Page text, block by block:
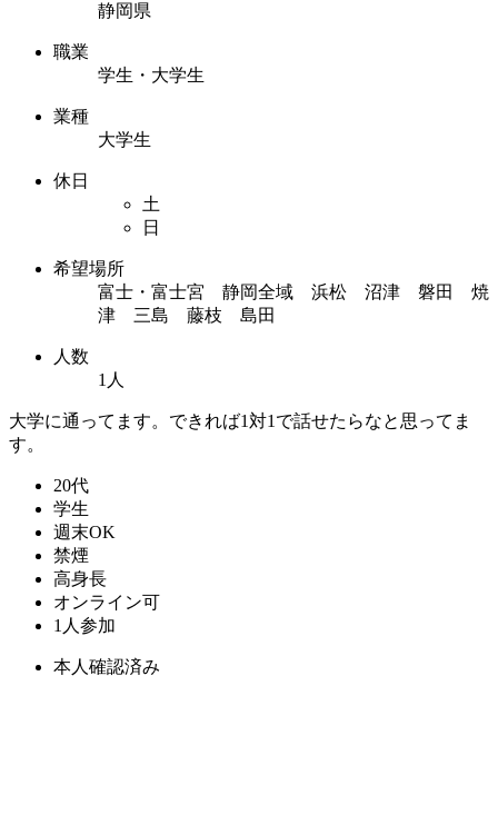
静岡県
職業
学生・大学生
業種
大学生
休日
土
日
希望場所
富士・富士宮 静岡全域 浜松 沼津 磐田 焼
津 三島 藤枝 島田
人数
1人
大学に通ってます。できれば1対1で話せたらなと思ってま
す。
20代
学生
週末OK
禁煙
高身長
オンライン可
1人参加
本人確認済み